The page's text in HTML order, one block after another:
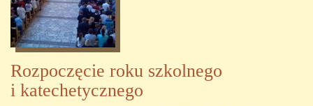
Rozpoczęcie roku szkolnego
i katechetycznego